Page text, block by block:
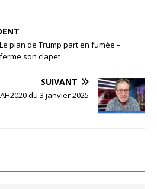
Le plan de Trump part en fumée –
son clapet
SUIVANT
du 3 janvier 2025